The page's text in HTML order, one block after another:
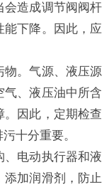
会造成调节阀阀杆
能下降。因此，应
。气源、液压源
气、液压油中所含
。因此，定期检查
十分重要。
电动执行器和液
添加润滑剂，防止